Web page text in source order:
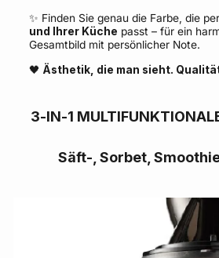
✨ Finden Sie genau die Farbe, die
und Ihrer Küche passt – für ein
Gesamtbild mit persönlicher Note.
🖤 Ästhetik, die man sieht.
3-IN-1
Säft-, Sorbet,